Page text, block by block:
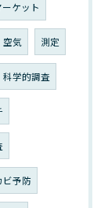
ケット
空気 測定
科学的調査
ビ予防